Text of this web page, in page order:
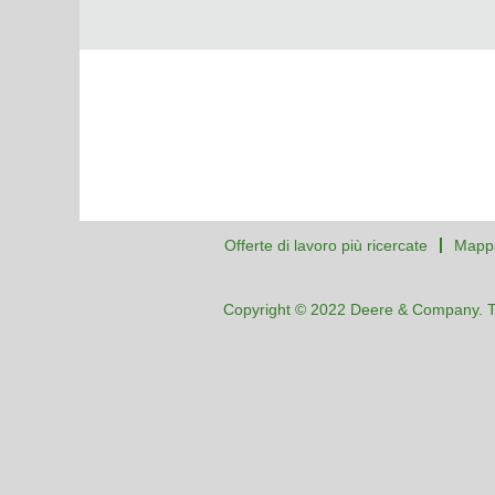
Offerte di lavoro più ricercate
Copyright © 2022 Deere & Company.